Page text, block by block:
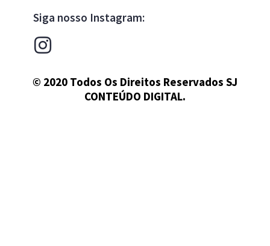
Siga nosso Instagram:
© 2020 Todos Os Direitos Reservados SJ
CONTEÚDO DIGITAL.